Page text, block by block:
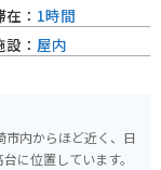
市内からほど近く、日
に位置しています。
在： 1時間
設： 屋内